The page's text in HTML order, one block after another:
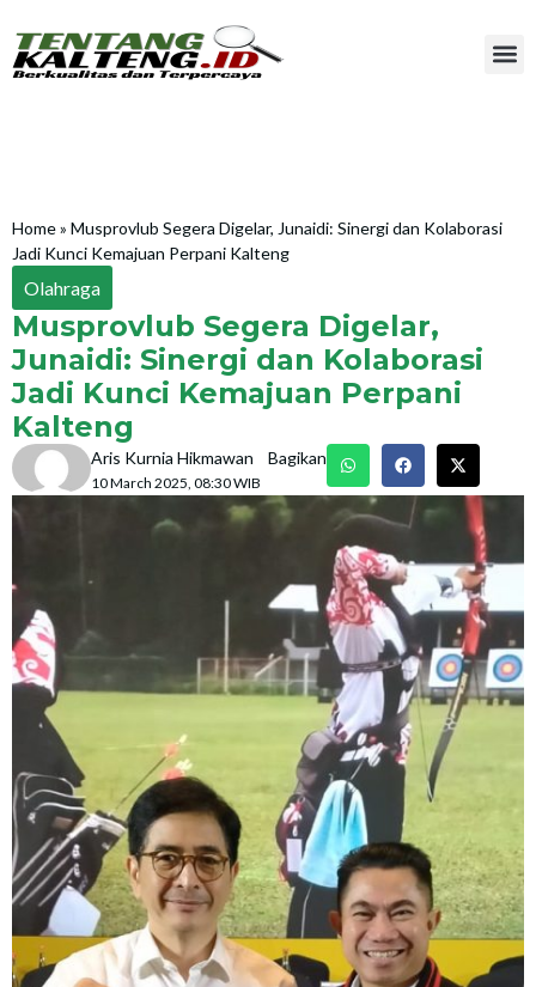
Home» Musprovlub Segera Digelar, Junaidi: Sinergi dan Kolaborasi
Jadi Kunci Kemajuan Perpani Kalteng
Olahraga
Musprovlub Segera Digelar,
Junaidi: Sinergi dan Kolaborasi
Jadi Kunci Kemajuan Perpani
Kalteng
Aris Kurnia Hikmawan
10 March 2025, 08:30 WIB
Bagikan